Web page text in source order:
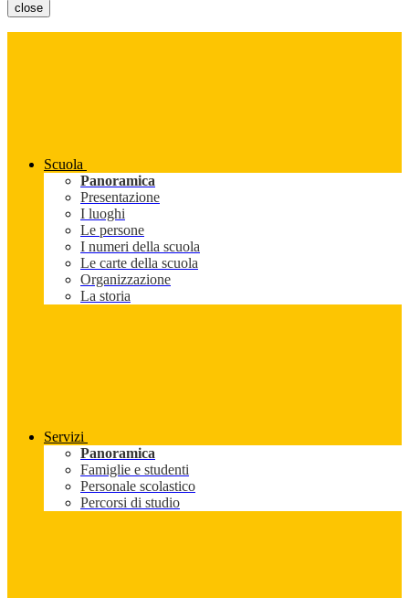
close
Scuola
Panoramica
Presentazione
I luoghi
Le persone
I numeri della scuola
Le carte della scuola
Organizzazione
La storia
Servizi
Panoramica
Famiglie e studenti
Personale scolastico
Percorsi di studio